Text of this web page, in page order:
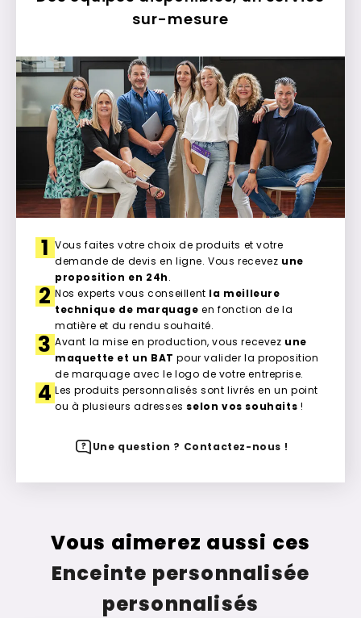
sur-mesure
1 Vous faites votre choix de produits et votre
demande de devis en ligne. Vous recevez une
proposition en 24h.
2 Nos experts vous conseillent la meilleure
technique de marquage en fonction de la
matière et du rendu souhaité.
3 Avant la mise en production, vous recevez une
maquette et un BAT pour valider la proposition
de marquage avec le logo de votre entreprise.
4 Les produits personnalisés sont livrés en un point
ou à plusieurs adresses selon vos souhaits !
Une question ? Contactez-nous !
Vous aimerez aussi ces
Enceinte personnalisée
personnalisés